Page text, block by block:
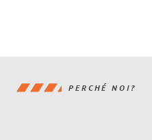
PERCHÉ NOI?